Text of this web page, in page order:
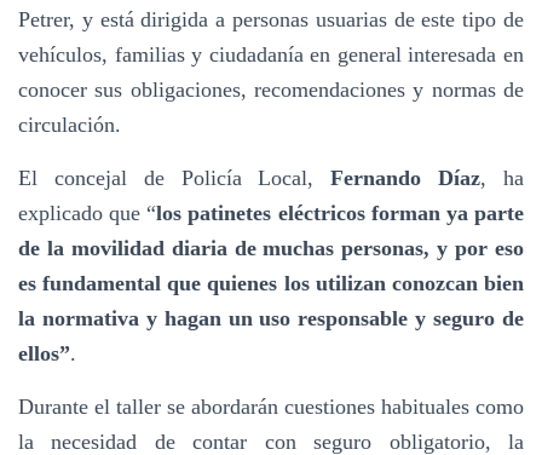
Petrer, y está dirigida a personas usuarias de este tipo de
vehículos, familias y ciudadanía en general interesada en
conocer sus obligaciones, recomendaciones y normas de
circulación.
El concejal de Policía Local,Fernando Díaz, ha
explicado que “los patinetes eléctricos forman ya parte
de la movilidad diaria de muchas personas, y por eso
es fundamental que quienes los utilizan conozcan bien
la normativa y hagan un uso responsable y seguro de
ellos”.
Durante el taller se abordarán cuestiones habituales como
la necesidad de contar con seguro obligatorio, la